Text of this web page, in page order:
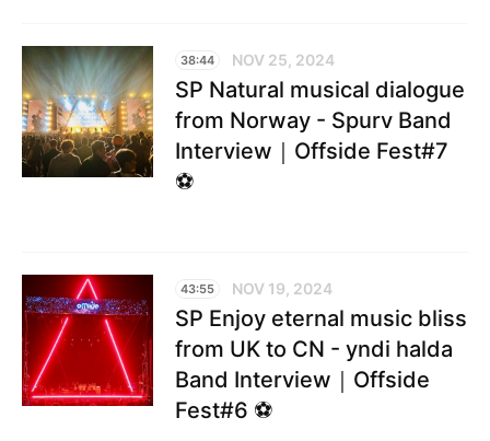
38:44 NOV 25, 2024
SP Natural musical dialogue
from Norway - Spurv Band
Interview｜Offside Fest#7
⚽️
43:55 NOV 19, 2024
SP Enjoy eternal music bliss
from UK to CN - yndi halda
Band Interview｜Offside
Fest#6 ⚽️